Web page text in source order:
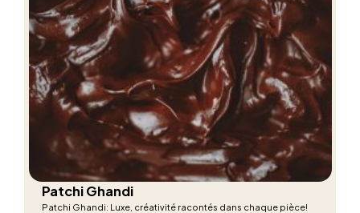
Patchi Ghandi
Patchi Ghandi: Luxe, créativité racontés dans chaque pièce!